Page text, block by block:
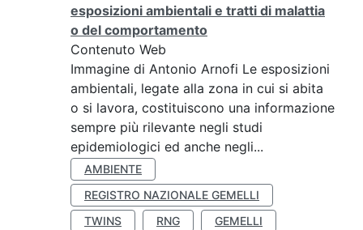
esposizioni ambientali e tratti di malattia
o del comportamento
Contenuto Web
Immagine di Antonio Arnofi Le esposizioni
ambientali, legate alla zona in cui si abita
o si lavora, costituiscono una informazione
sempre più rilevante negli studi
epidemiologici ed anche negli...
AMBIENTE
REGISTRO NAZIONALE GEMELLI
TWINS
RNG GEMELLI